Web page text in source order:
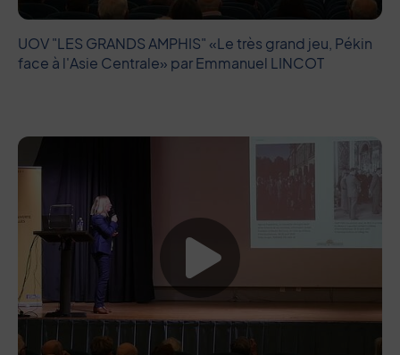
UOV "LES GRANDS AMPHIS" «Le très grand jeu, Pékin
face à l'Asie Centrale» par Emmanuel LINCOT